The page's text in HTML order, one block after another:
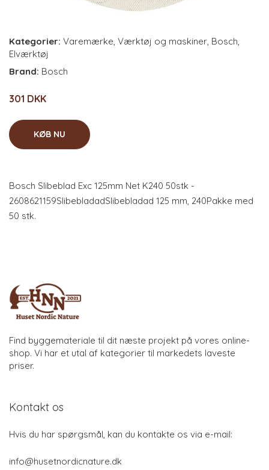
Kategorier: Varemærke, Værktøj og maskiner, Bosch,
Elværktøj
Brand: Bosch
301 DKK
KØB NU
Bosch Slibeblad Exc 125mm Net K240 50stk -
2608621159SlibebladadSlibebladad 125 mm, 240Pakke med
50 stk.
Find byggemateriale til dit næste projekt på vores online-
shop. Vi har et utal af kategorier til markedets laveste
priser.
Kontakt os
Hvis du har spørgsmål, kan du kontakte os via e-mail:
info@husetnordicnature.dk